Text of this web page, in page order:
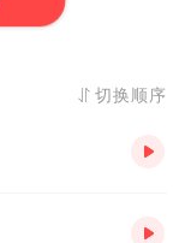
切换顺序